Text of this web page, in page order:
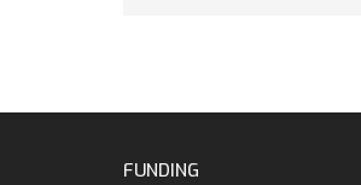
FUNDING